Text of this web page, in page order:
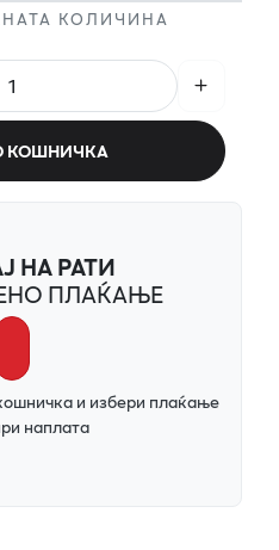
КОЛИЧИНА
КОШНИЧКА
НА РАТИ
ПЛАЌАЊЕ
и избери плаќање
наплата